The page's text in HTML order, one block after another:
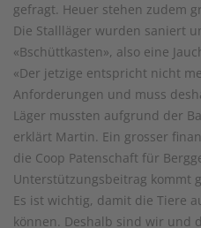
gefragt. Heuer stehen zudem
Die Stallläger wurden saniert
«Bschüttkasten», also eine
«Der jetzige entspricht nicht
Anforderungen und muss
Läger mussten aufgrund der
erklärt Martin. Ein grosser
die Coop Patenschaft für
Unterstützungsbeitrag kommt
Es ist wichtig, damit die Tiere
können. Deshalb sind wir und